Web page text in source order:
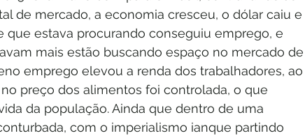
de mercado, a economia cresceu, o dólar caiu e
que estava procurando conseguiu emprego, e
mais estão buscando espaço no mercado de
emprego elevou a renda dos trabalhadores, ao
preço dos alimentos foi controlada, o que
da população. Ainda que dentro de uma
com o imperialismo ianque partindo